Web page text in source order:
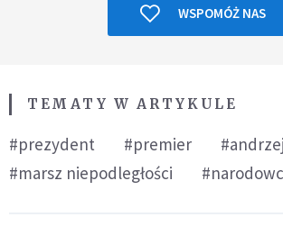
WSPOMÓŻ NAS
TEMATY W ARTYKULE
#prezydent #premier
#marsz niepodległości